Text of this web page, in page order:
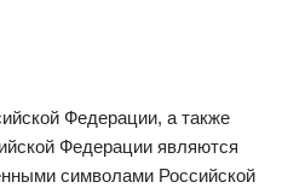
Федерации, а также
Федерации являются
символами Российской